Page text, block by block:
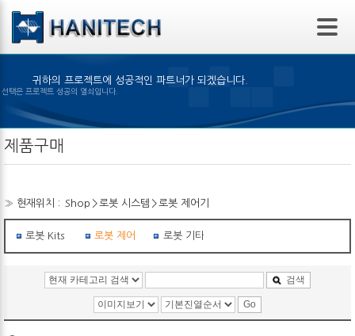
본문 바로가기
귀하의 프로젝트에 성공적인 파트너가 되겠습니다.
품의 선택은 프로젝트 성공의 열쇠입니다.
제품구매
» 현재위치 : Shop >로봇 시스템 >로봇 제어기
로봇 Kits 로봇 제어기 로봇 기타부품
검색